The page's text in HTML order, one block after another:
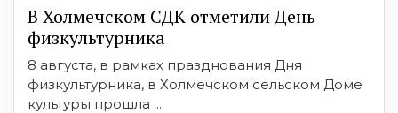
В Холмечском СДК отметили День
физкультурника
8 августа, в рамках празднования Дня
физкультурника, в Холмечском сельском Доме
культуры прошла ...